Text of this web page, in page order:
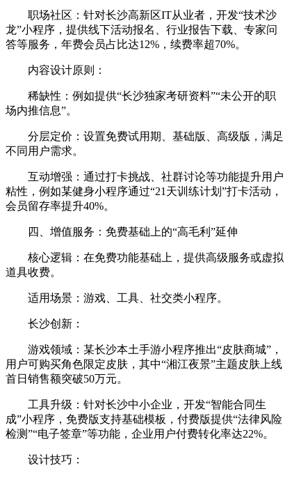
职场社区：针对长沙高新区IT从业者，开发“技术沙
龙”小程序，提供线下活动报名、行业报告下载、专家问
答等服务，年费会员占比达12%，续费率超70%。
内容设计原则：
稀缺性：例如提供“长沙独家考研资料”“未公开的职
场内推信息”。
分层定价：设置免费试用期、基础版、高级版，满足
不同用户需求。
互动增强：通过打卡挑战、社群讨论等功能提升用户
粘性，例如某健身小程序通过“21天训练计划”打卡活动，
会员留存率提升40%。
四、增值服务：免费基础上的“高毛利”延伸
核心逻辑：在免费功能基础上，提供高级服务或虚拟
道具收费。
适用场景：游戏、工具、社交类小程序。
长沙创新：
游戏领域：某长沙本土手游小程序推出“皮肤商城”，
用户可购买角色限定皮肤，其中“湘江夜景”主题皮肤上线
首日销售额突破50万元。
工具升级：针对长沙中小企业，开发“智能合同生
成”小程序，免费版支持基础模板，付费版提供“法律风险
检测”“电子签章”等功能，企业用户付费转化率达22%。
设计技巧：